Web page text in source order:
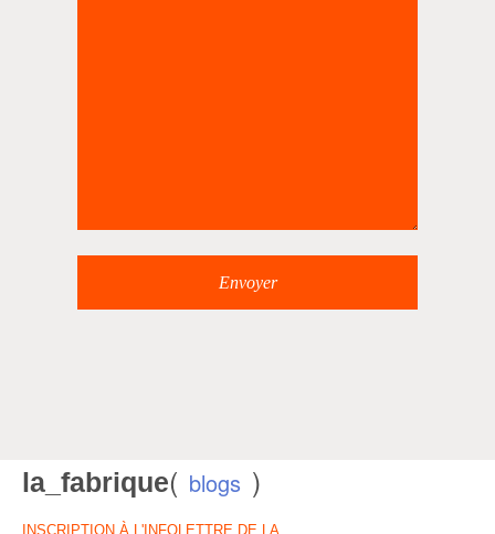
la_fabrique( blogs )
INSCRIPTION À L'INFOLETTRE DE LA